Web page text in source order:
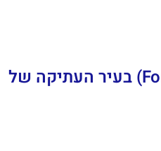
מבצר בוקר (Fort Bokar) בעיר העתיקה של